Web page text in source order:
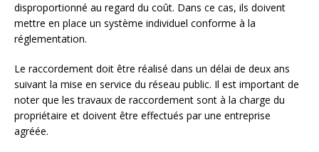
disproportionné au regard du coût. Dans ce cas, ils doivent
mettre en place un système individuel conforme à la
réglementation.
Le raccordement doit être réalisé dans un délai de deux ans
suivant la mise en service du réseau public. Il est important de
noter que les travaux de raccordement sont à la charge du
propriétaire et doivent être effectués par une entreprise
agréée.